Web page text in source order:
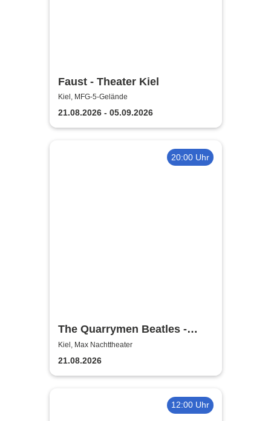
Faust - Theater Kiel
Kiel, MFG-5-Gelände
21.08.2026 - 05.09.2026
20:00 Uhr
The Quarrymen Beatles -
Beatlemania is back
Kiel, Max Nachttheater
21.08.2026
12:00 Uhr